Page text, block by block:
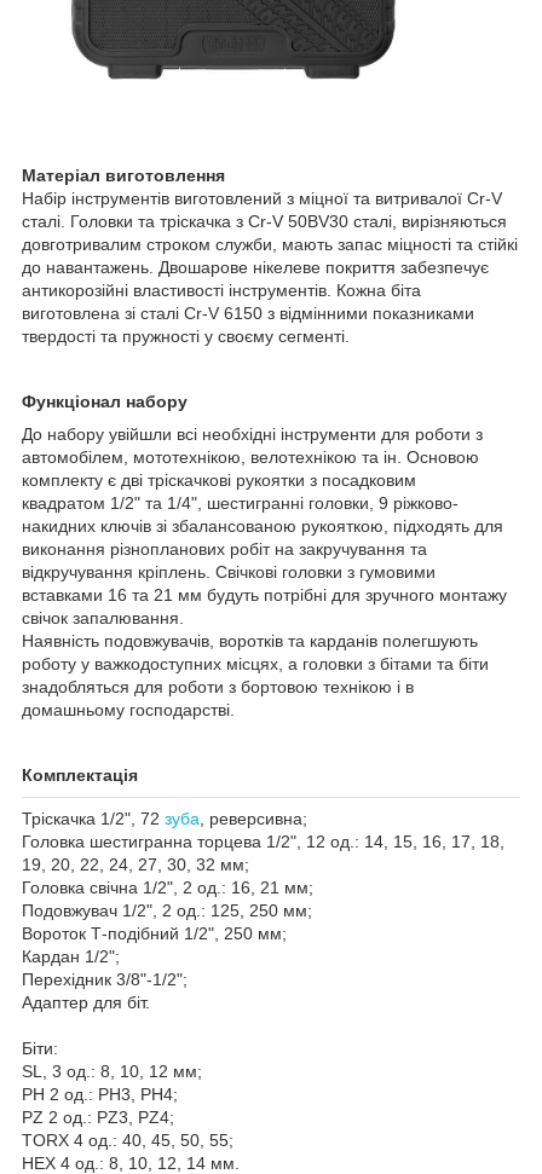
Матеріал виготовлення
Набір інструментів виготовлений з міцної та витривалої Cr-V
сталі. Головки та тріскачка з Cr-V 50BV30 сталі, вирізняються
довготривалим строком служби, мають запас міцності та стійкі
до навантажень. Двошарове нікелеве покриття забезпечує
антикорозійні властивості інструментів. Кожна біта
виготовлена зі сталі Cr-V 6150 з відмінними показниками
твердості та пружності у своєму сегменті.
Функціонал набору
До набору увійшли всі необхідні інструменти для роботи з
автомобілем, мототехнікою, велотехнікою та ін. Основою
комплекту є дві тріскачкові рукоятки з посадковим
квадратом 1/2" та 1/4", шестигранні головки, 9 ріжково-
накидних ключів зі збалансованою рукояткою, підходять для
виконання різнопланових робіт на закручування та
відкручування кріплень. Свічкові головки з гумовими
вставками 16 та 21 мм будуть потрібні для зручного монтажу
свічок запалювання.
Наявність подовжувачів, воротків та карданів полегшують
роботу у важкодоступних місцях, а головки з бітами та біти
знадобляться для роботи з бортовою технікою і в
домашньому господарстві.
Комплектація
Тріскачка 1/2", 72 зуба , реверсивна;
Головка шестигранна торцева 1/2", 12 од.: 14, 15, 16, 17, 18,
19, 20, 22, 24, 27, 30, 32 мм;
Головка свічна 1/2", 2 од.: 16, 21 мм;
Подовжувач 1/2", 2 од.: 125, 250 мм;
Вороток Т-подібний 1/2", 250 мм;
Кардан 1/2";
Перехідник 3/8"-1/2";
Адаптер для біт.
Біти:
SL, 3 од.: 8, 10, 12 мм;
PH 2 од.: PH3, PH4;
PZ 2 од.: PZ3, PZ4;
TORX 4 од.: 40, 45, 50, 55;
HEX 4 од.: 8, 10, 12, 14 мм.